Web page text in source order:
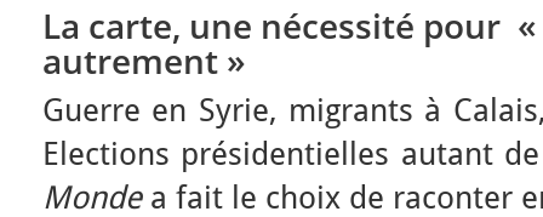
La carte, une nécessité pour
autrement »
Guerre en Syrie, migrants à
Elections présidentielles autant
Monde a fait le choix de raconter